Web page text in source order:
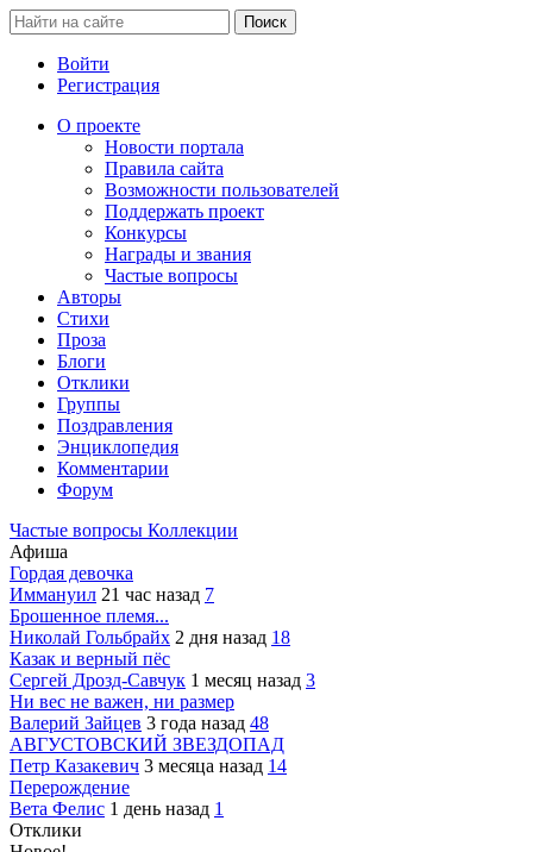
Войти
Регистрация
О проекте
Новости портала
Правила сайта
Возможности пользователей
Поддержать проект
Конкурсы
Награды и звания
Частые вопросы
Авторы
Стихи
Проза
Блоги
Отклики
Группы
Поздравления
Энциклопедия
Комментарии
Форум
Частые вопросы Коллекции
Афиша
Гордая девочка
Иммануил 21 час назад 7
Брошенное племя...
Николай Гольбрайх 2 дня назад 18
Казак и верный пёс
Сергей Дрозд-Савчук 1 месяц назад 3
Ни вес не важен, ни размер
Валерий Зайцев 3 года назад 48
АВГУСТОВСКИЙ ЗВЕЗДОПАД
Петр Казакевич 3 месяца назад 14
Перерождение
Вета Фелис 1 день назад 1
Отклики